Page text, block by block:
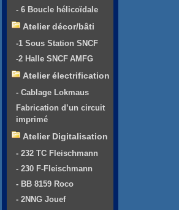
- 6 Boucle hélicoïdale
Atelier décor/bâti
-1 Sous Station SNCF
-2 Halle SNCF AMFG
Atelier électrification
- Cablage Lokmaus
Fabrication d’un circuit
imprimé
Atelier Digitalisation
- 232 TC Fleischmann
- 230 F-Fleischmann
- BB 8159 Roco
- 2NNG Jouef